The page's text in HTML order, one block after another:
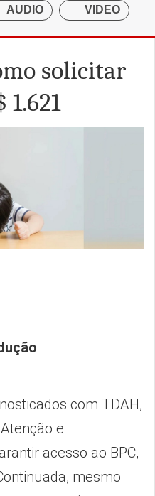
solicitar
com TDAH,
e
acesso ao BPC,
mesmo